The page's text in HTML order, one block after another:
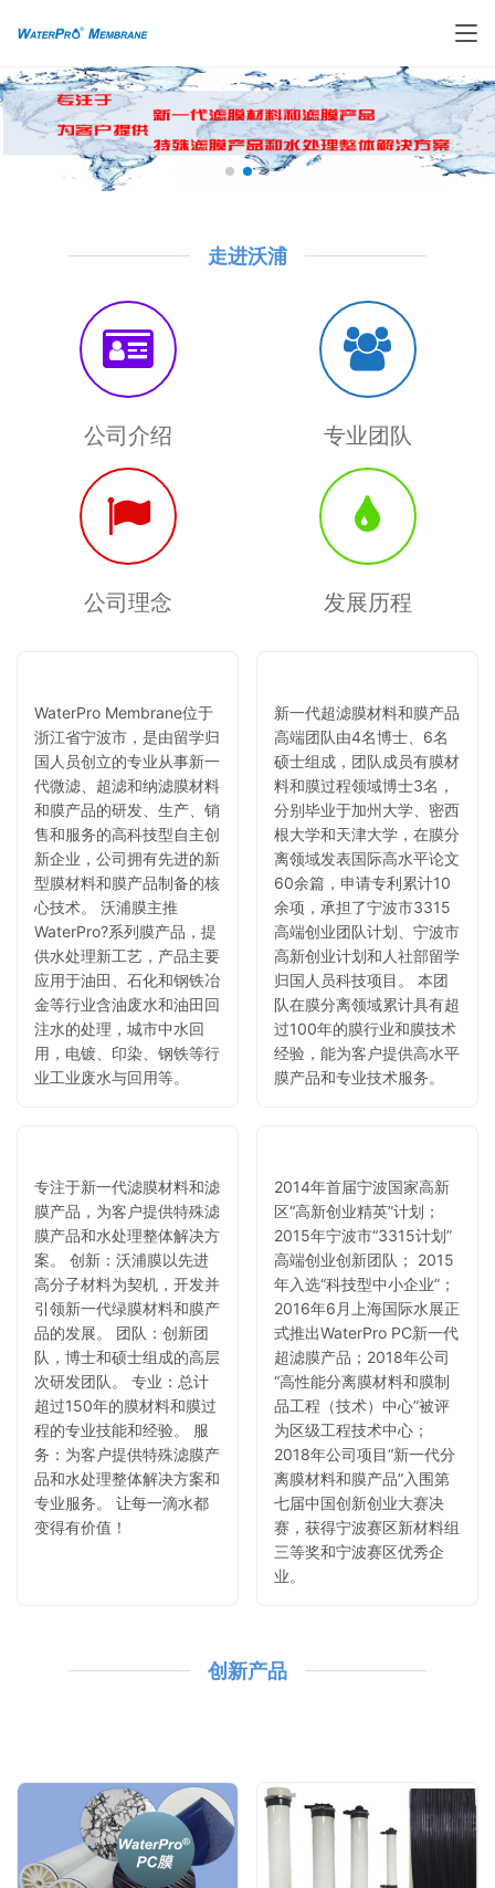
走进沃浦
公司介绍 专业团队
公司理念 发展历程
WaterPro Membrane位于
浙江省宁波市，是由留学归
国人员创立的专业从事新一
代微滤、超滤和纳滤膜材料
和膜产品的研发、生产、销
售和服务的高科技型自主创
新企业，公司拥有先进的新
型膜材料和膜产品制备的核
心技术。 沃浦膜主推
WaterPro?系列膜产品，提
供水处理新工艺，产品主要
应用于油田、石化和钢铁冶
金等行业含油废水和油田回
注水的处理，城市中水回
用，电镀、印染、钢铁等行
业工业废水与回用等。
新一代超滤膜材料和膜产品
高端团队由4名博士、6名
硕士组成，团队成员有膜材
料和膜过程领域博士3名，
分别毕业于加州大学、密西
根大学和天津大学，在膜分
离领域发表国际高水平论文
60余篇，申请专利累计10
余项，承担了宁波市3315
高端创业团队计划、宁波市
高新创业计划和人社部留学
归国人员科技项目。 本团
队在膜分离领域累计具有超
过100年的膜行业和膜技术
经验，能为客户提供高水平
膜产品和专业技术服务。
专注于新一代滤膜材料和滤
膜产品，为客户提供特殊滤
膜产品和水处理整体解决方
案。 创新：沃浦膜以先进
高分子材料为契机，开发并
引领新一代绿膜材料和膜产
品的发展。 团队：创新团
队，博士和硕士组成的高层
次研发团队。 专业：总计
超过150年的膜材料和膜过
程的专业技能和经验。 服
务：为客户提供特殊滤膜产
品和水处理整体解决方案和
专业服务。 让每一滴水都
变得有价值！
2014年首届宁波国家高新
区“高新创业精英”计划；
2015年宁波市“3315计划”
高端创业创新团队； 2015
年入选“科技型中小企业”；
2016年6月上海国际水展正
式推出WaterPro PC新一代
超滤膜产品；2018年公司
“高性能分离膜材料和膜制
品工程（技术）中心”被评
为区级工程技术中心；
2018年公司项目“新一代分
离膜材料和膜产品”入围第
七届中国创新创业大赛决
赛，获得宁波赛区新材料组
三等奖和宁波赛区优秀企
业。
创新产品